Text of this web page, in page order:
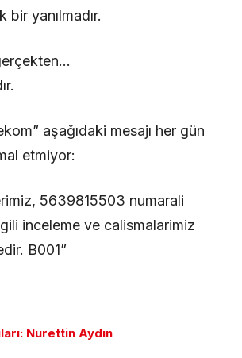
bir yanılmadır.
aşağıdaki mesajı her gün
etmiyor:
5639815503 numarali
inceleme ve calismalarimiz
B001”
Nurettin Aydın